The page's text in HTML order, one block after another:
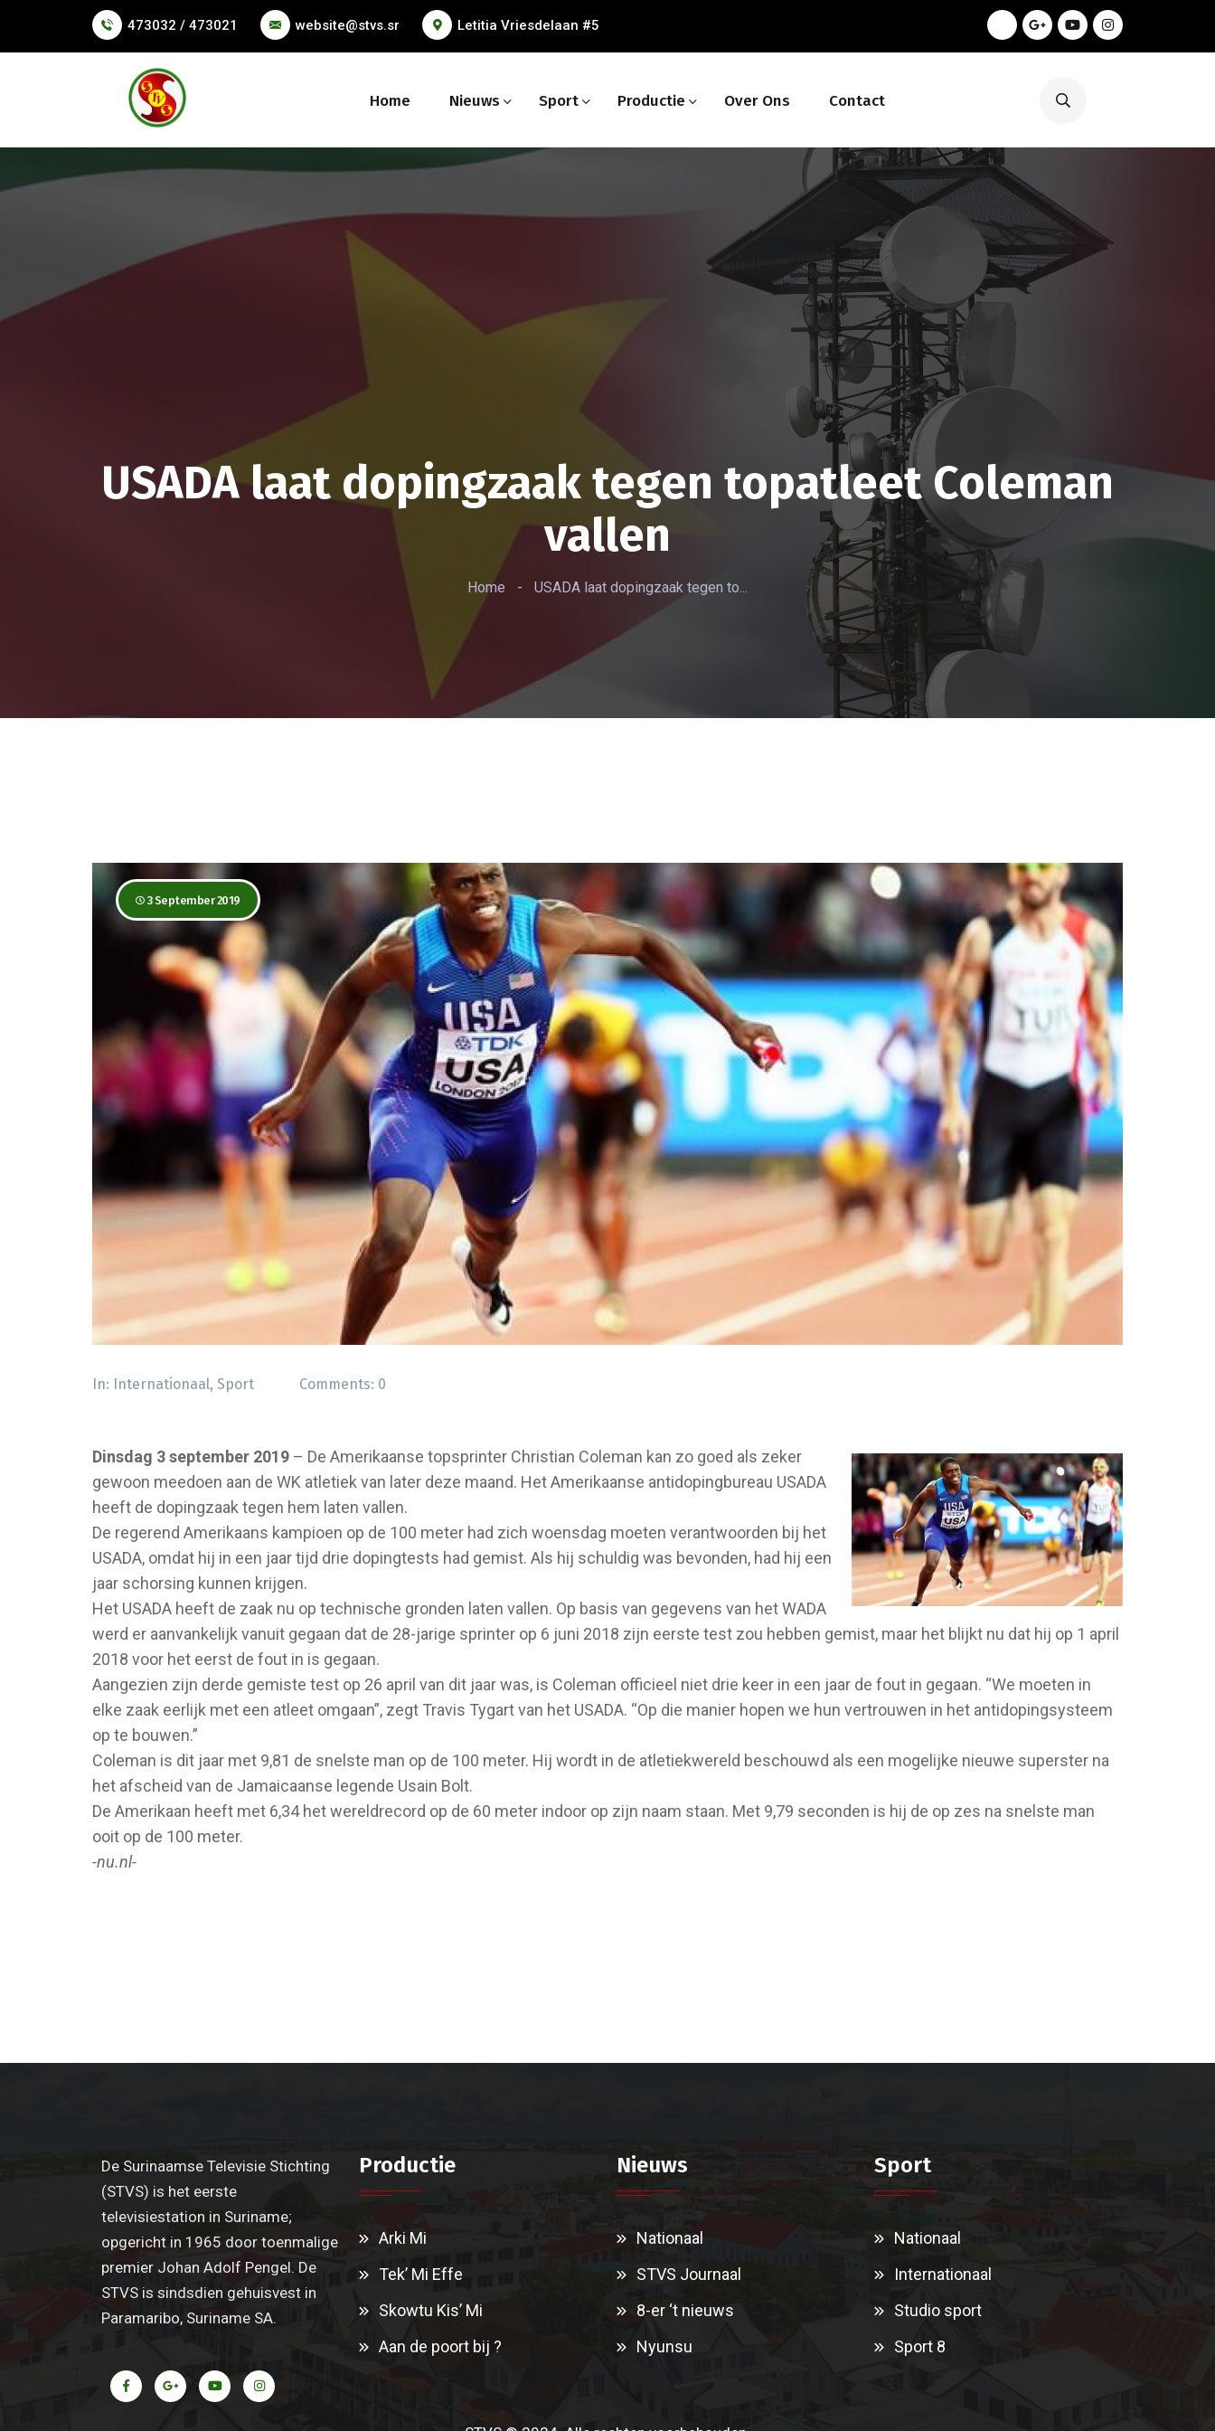
473032 / 473021 website@stvs.sr Letitia Vriesdelaan #5
Home Nieuws Sport Productie Over Ons Contact
USADA laat dopingzaak tegen topatleet Coleman
vallen
Home - USADA laat dopingzaak tegen to...
3 September 2019
In: Internationaal, Sport Comments: 0
Dinsdag 3 september 2019 – De Amerikaanse topsprinter Christian Coleman kan zo goed als zeker
gewoon meedoen aan de WK atletiek van later deze maand. Het Amerikaanse antidopingbureau USADA
heeft de dopingzaak tegen hem laten vallen.
De regerend Amerikaans kampioen op de 100 meter had zich woensdag moeten verantwoorden bij het
USADA, omdat hij in een jaar tijd drie dopingtests had gemist. Als hij schuldig was bevonden, had hij een
jaar schorsing kunnen krijgen.
Het USADA heeft de zaak nu op technische gronden laten vallen. Op basis van gegevens van het WADA
werd er aanvankelijk vanuit gegaan dat de 28-jarige sprinter op 6 juni 2018 zijn eerste test zou hebben gemist, maar het blijkt nu dat hij op 1 april
2018 voor het eerst de fout in is gegaan.
Aangezien zijn derde gemiste test op 26 april van dit jaar was, is Coleman officieel niet drie keer in een jaar de fout in gegaan. “We moeten in
elke zaak eerlijk met een atleet omgaan”, zegt Travis Tygart van het USADA. “Op die manier hopen we hun vertrouwen in het antidopingsysteem
op te bouwen.”
Coleman is dit jaar met 9,81 de snelste man op de 100 meter. Hij wordt in de atletiekwereld beschouwd als een mogelijke nieuwe superster na
het afscheid van de Jamaicaanse legende Usain Bolt.
De Amerikaan heeft met 6,34 het wereldrecord op de 60 meter indoor op zijn naam staan. Met 9,79 seconden is hij de op zes na snelste man
ooit op de 100 meter.
-nu.nl-
De Surinaamse Televisie Stichting
(STVS) is het eerste
televisiestation in Suriname;
opgericht in 1965 door toenmalige
premier Johan Adolf Pengel. De
STVS is sindsdien gehuisvest in
Paramaribo, Suriname SA.
Productie
Arki Mi
Tek’ Mi Effe
Skowtu Kis’ Mi
Aan de poort bij ?
Nieuws
Nationaal
STVS Journaal
8-er ‘t nieuws
Nyunsu
Sport
Nationaal
Internationaal
Studio sport
Sport 8